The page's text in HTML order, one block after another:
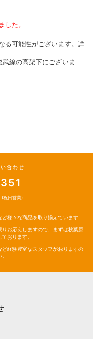
した。
る可能性がございます。詳
線の高架下にございま
合わせ
祝日営業)
様々な商品を取り揃えています
お応えしますので、まずは秋葉原
おります。
経験豊富なスタッフがおりますの